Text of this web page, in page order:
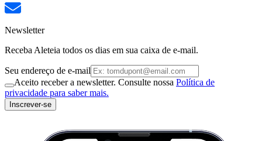
Newsletter
Receba Aleteia todos os dias em sua caixa de e-mail.
Seu endereço de e-mail
Aceito receber a newsletter. Consulte nossa Política de
privacidade para saber mais.
Inscrever-se